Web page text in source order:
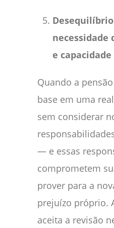
necessidade
e
Quando a
base em uma
sem considerar
— e essas
comprometem
prover para a
prejuízo próprio.
aceita a revisão